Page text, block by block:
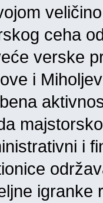
ceha
verske
i
i
igranke